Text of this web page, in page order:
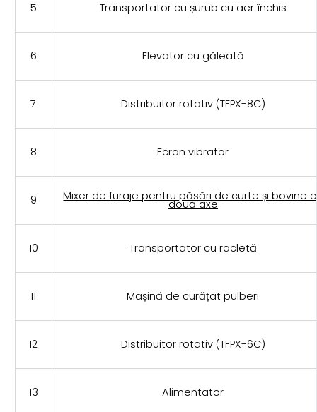
5 Transportator cu șurub cu aer închis
6 Elevator cu găleată
7 Distribuitor rotativ (TFPX-8C)
8 Ecran vibrator
9 Mixer de furaje pentru păsări de curte și bovine
două axe
10 Transportator cu racletă
11 Mașină de curățat pulberi
12 Distribuitor rotativ (TFPX-6C)
13 Alimentator